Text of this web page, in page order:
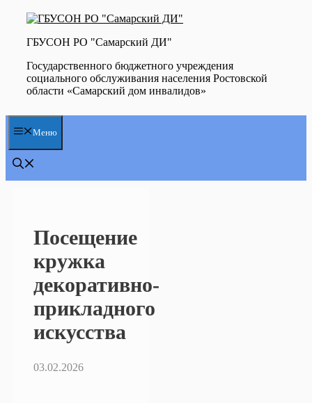
Перейти
содержимому
ГБУСОН РО "Самарский ДИ"
Государственного бюджетного учреждения
социального обслуживания населения Ростовской
области «Самарский дом инвалидов»
Меню
Посещение
кружка
декоративно-
прикладного
искусства
03.02.2026